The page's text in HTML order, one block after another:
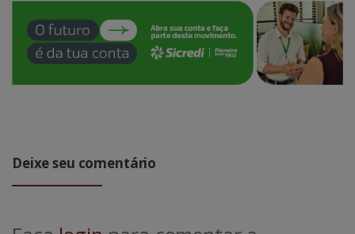
Deixe seu comentário